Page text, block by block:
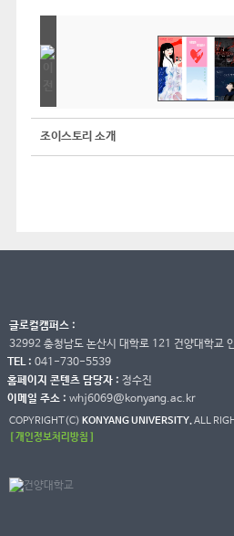
조이스토리 소개
글로컬캠퍼스 :
32992 충청남도 논산시 대학로 121 건양대학교
TEL : 041-730-5539
홈페이지 콘텐츠 담당자 : 정수진
이메일 주소 : whj6069@konyang.ac.kr
COPYRIGHT(C) KONYANG UNIVERSITY.ALL
[ 개인정보처리방침 ]